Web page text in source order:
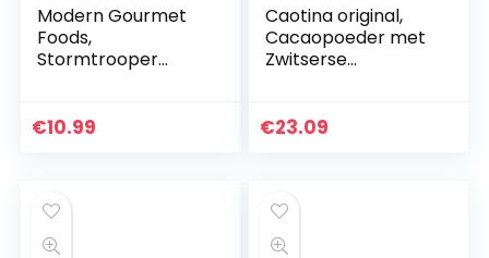
Modern Gourmet
Foods,
Stormtrooper
Inclusief French
€10.99
Caotina original,
Cacaopoeder met
Zwitserse
Pakken, 2 x 500g
€23.09